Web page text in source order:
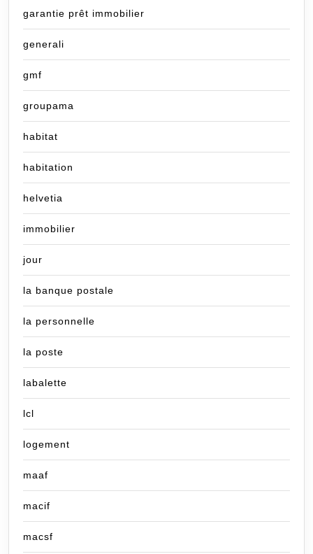
garantie prêt immobilier
generali
gmf
groupama
habitat
habitation
helvetia
immobilier
jour
la banque postale
la personnelle
la poste
labalette
lcl
logement
maaf
macif
macsf